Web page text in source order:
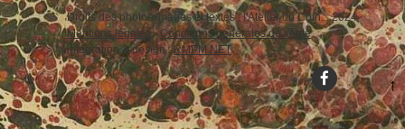
Droits des photos images et textes : l'Atelier du Coin... 2024
Mentions légales-Conditions générales de vente
intégration & design : RMPM.NET
↑